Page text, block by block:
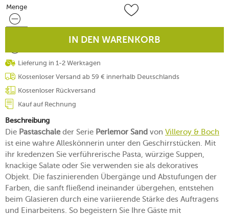
Menge
Menge
IN DEN WARENKORB
Lieferung in 1-2 Werktagen
Kostenloser Versand ab 59 € innerhalb Deutschlands
Kostenloser Rückversand
Kauf auf Rechnung
Beschreibung
Die Pastaschaleder Serie Perlemor Sand von Villeroy & Boch
ist eine wahre Alleskönnerin unter den Geschirrstücken. Mit
ihr kredenzen Sie verführerische Pasta, würzige Suppen,
knackige Salate oder Sie verwenden sie als dekoratives
Objekt. Die faszinierenden Übergänge und Abstufungen der
Farben, die sanft fließend ineinander übergehen, entstehen
beim Glasieren durch eine variierende Stärke des Auftragens
und Einarbeitens. So begeistern Sie Ihre Gäste mit